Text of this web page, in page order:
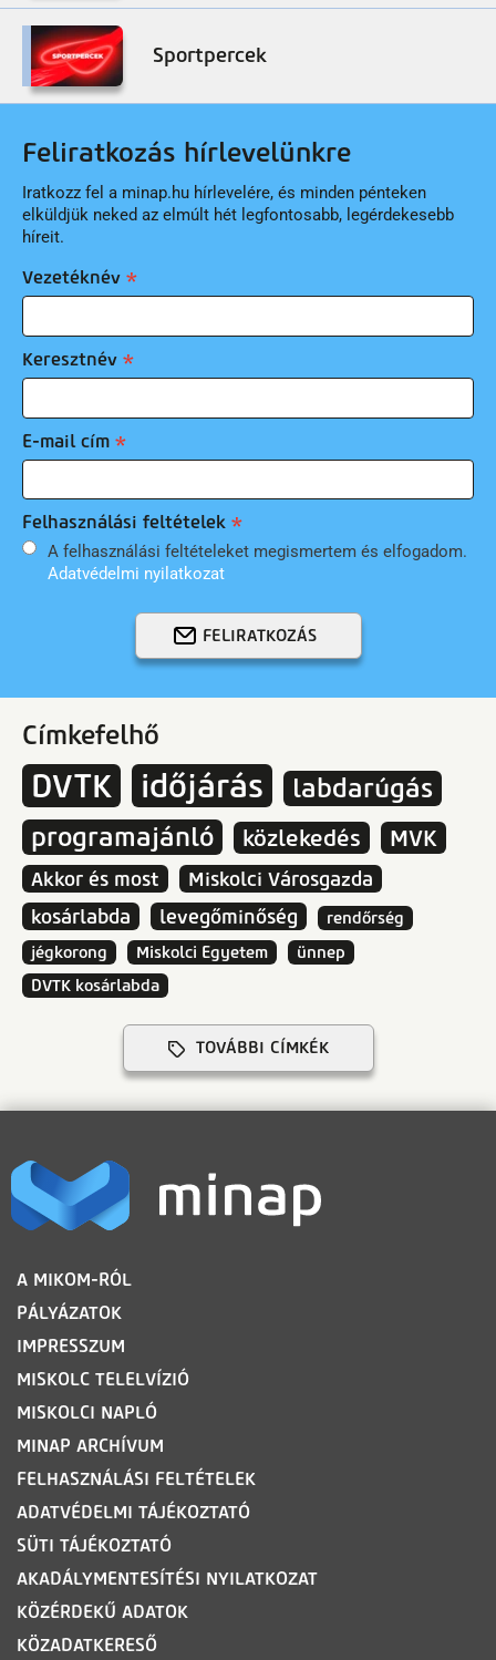
Sportpercek
Feliratkozás hírlevelünkre
Iratkozz fel a minap.hu hírlevelére, és minden pénteken
elküldjük neked az elmúlt hét legfontosabb, legérdekesebb
híreit.
Vezetéknév
Keresztnév
E-mail cím
Felhasználási feltételek
A felhasználási feltételeket megismertem és elfogadom.
Adatvédelmi nyilatkozat
FELIRATKOZÁS
Címkefelhő
DVTK időjárás
labdarúgás
programajánló
közlekedés MVK
Akkor és most
Miskolci Városgazda
kosárlabda
levegőminőség
rendőrség
jégkorong
Miskolci Egyetem
ünnep
DVTK kosárlabda
TOVÁBBI CÍMKÉK
LÁBLÉC
A MIKOM-RÓL
PÁLYÁZATOK
IMPRESSZUM
MISKOLC TELELVÍZIÓ
MISKOLCI NAPLÓ
MINAP ARCHÍVUM
FELHASZNÁLÁSI FELTÉTELEK
ADATVÉDELMI TÁJÉKOZTATÓ
SÜTI TÁJÉKOZTATÓ
AKADÁLYMENTESÍTÉSI NYILATKOZAT
KÖZÉRDEKŰ ADATOK
KÖZADATKERESŐ